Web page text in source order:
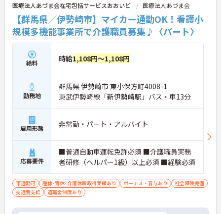
医療法人あづま会在宅包括サービスおおいど 医療法人あづま会
【群馬県／伊勢崎市】マイカー通勤OK！看護小
規模多機能事業所で介護職員募集♪〈パート〉
給料 時給1,108円～1,108円
勤務地
群馬県 伊勢崎市 東小保方町4008-1
東武伊勢崎線「新伊勢崎駅」バス・車13分
雇用形態 非常勤・パート・アルバイト
応募要件
■普通自動車運転免許必須 ■介護職員実務
者研修（ヘルパー1級）以上必須 ■経験必須
車通勤可 産休･育休･介護休暇取得実績あり ボーナス・賞与あり
社会保険完備
交通費支給
退職金制度あり